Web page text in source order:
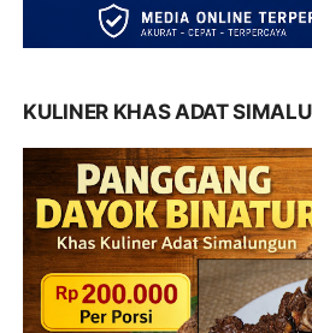
KULINER KHAS ADAT